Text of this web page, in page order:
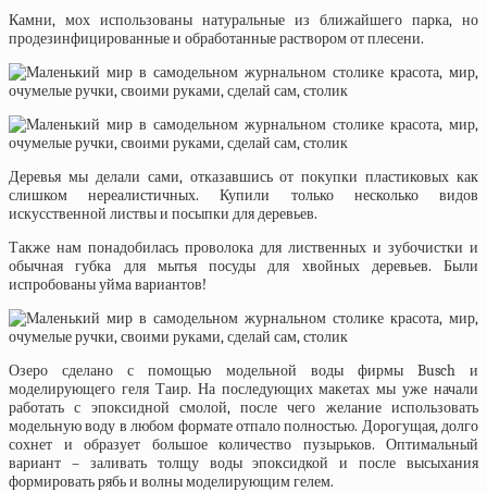
Камни, мох использованы натуральные из ближайшего парка, но
продезинфицированные и обработанные раствором от плесени.
Деревья мы делали сами, отказавшись от покупки пластиковых как
слишком нереалистичных. Купили только несколько видов
искусственной листвы и посыпки для деревьев.
Также нам понадобилась проволока для лиственных и зубочистки и
обычная губка для мытья посуды для хвойных деревьев. Были
испробованы уйма вариантов!
Озеро сделано с помощью модельной воды фирмы Busch и
моделирующего геля Таир. На последующих макетах мы уже начали
работать с эпоксидной смолой, после чего желание использовать
модельную воду в любом формате отпало полностью. Дорогущая, долго
сохнет и образует большое количество пузырьков. Оптимальный
вариант – заливать толщу воды эпоксидкой и после высыхания
формировать рябь и волны моделирующим гелем.